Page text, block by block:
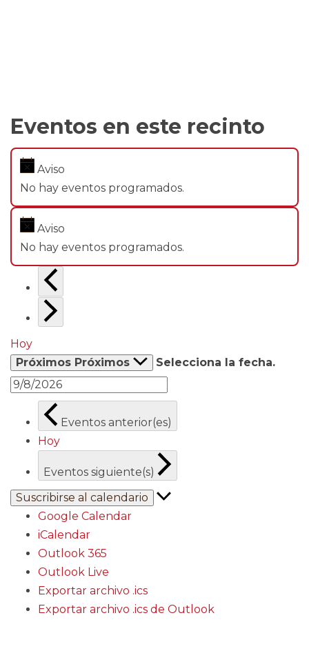
Eventos en este recinto
Aviso
No hay eventos programados.
Aviso
No hay eventos programados.
Hoy
Próximos Próximos Selecciona la fecha.
Eventos anterior(es)
Hoy
Eventos siguiente(s)
Suscribirse al calendario
Google Calendar
iCalendar
Outlook 365
Outlook Live
Exportar archivo .ics
Exportar archivo .ics de Outlook